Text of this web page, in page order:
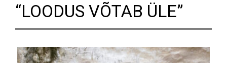
“LOODUS VÕTAB ÜLE”